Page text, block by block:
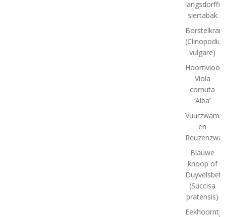
langsdorffii:
siertabak
vulgare)
Viola
cornuta
‘Alba’
en
Blauwe
knoop of
Duyvelsbete
(Succisa
pratensis)